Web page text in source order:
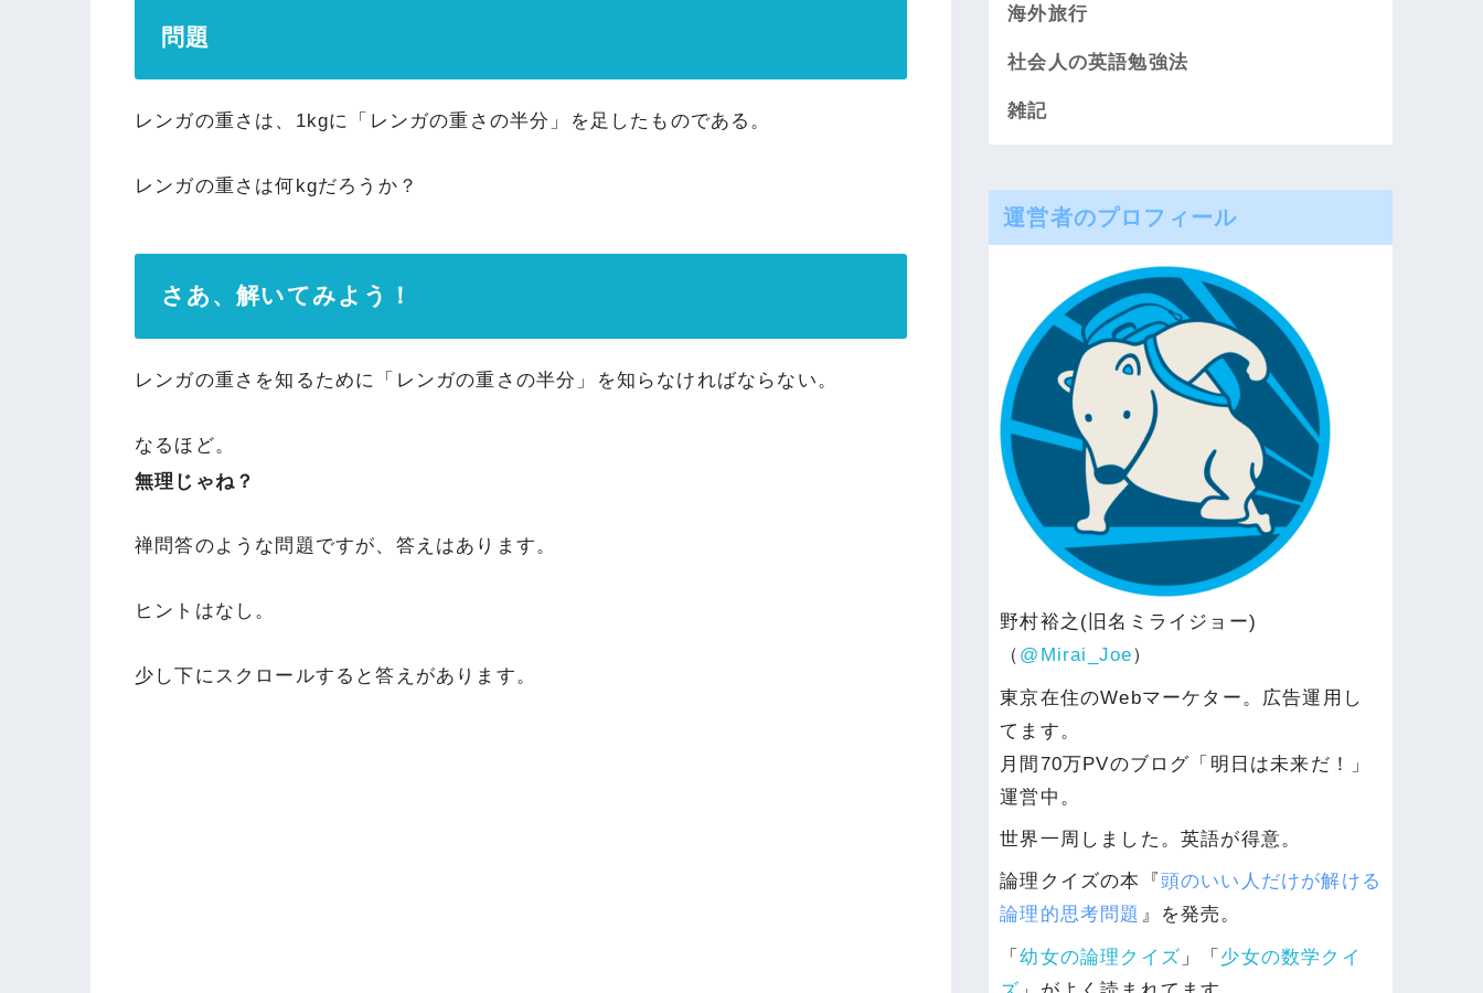
問題
レンガの重さは、1kgに「レンガの重さの半分」を足したものである。
レンガの重さは何kgだろうか？
さあ、解いてみよう！
レンガの重さを知るために「レンガの重さの半分」を知らなければならない。
なるほど。
無理じゃね？
禅問答のような問題ですが、答えはあります。
ヒントはなし。
少し下にスクロールすると答えがあります。
海外旅行
社会人の英語勉強法
雑記
運営者のプロフィール
野村裕之(旧名ミライジョー)
（ @Mirai_Joe）
東京在住のWebマーケター。広告運用し
てます。
月間70万PVのブログ「明日は未来だ！」
運営中。
世界一周しました。英語が得意。
論理クイズの本『頭のいい人だけが解ける
論理的思考問題 』を発売。
「幼女の論理クイズ 」「 少女の数学クイ